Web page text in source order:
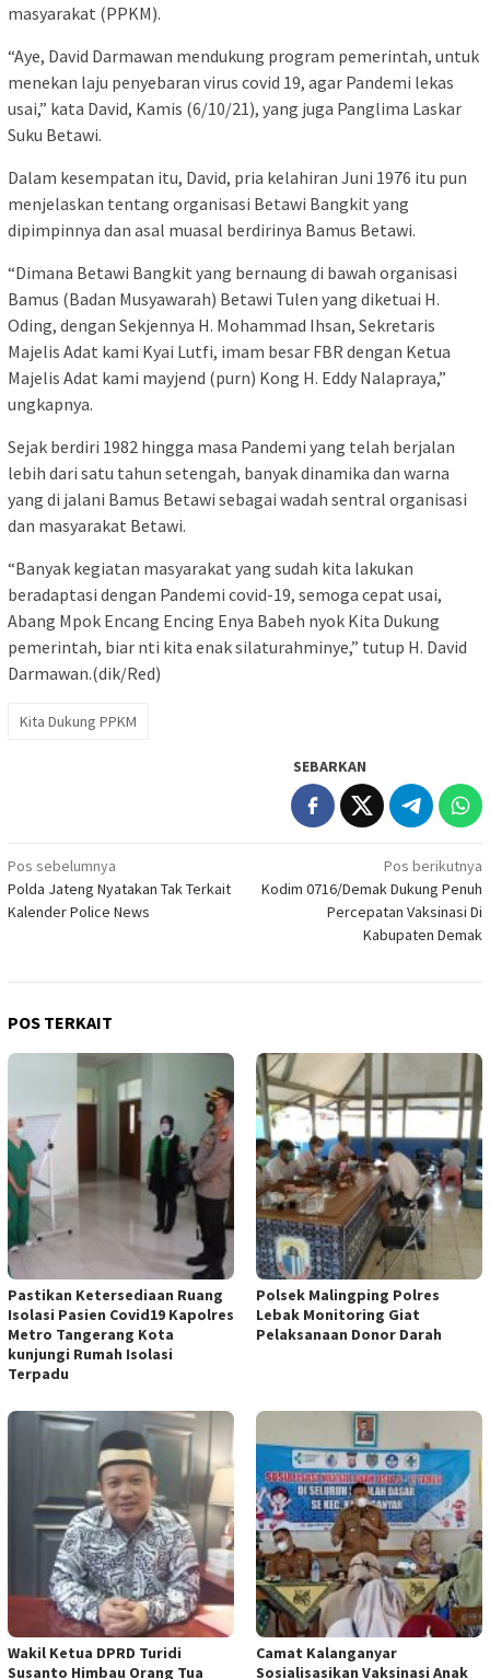
masyarakat (PPKM).
“Aye, David Darmawan mendukung program pemerintah, untuk
menekan laju penyebaran virus covid 19, agar Pandemi lekas
usai,” kata David, Kamis (6/10/21), yang juga Panglima Laskar
Suku Betawi.
Dalam kesempatan itu, David, pria kelahiran Juni 1976 itu pun
menjelaskan tentang organisasi Betawi Bangkit yang
dipimpinnya dan asal muasal berdirinya Bamus Betawi.
“Dimana Betawi Bangkit yang bernaung di bawah organisasi
Bamus (Badan Musyawarah) Betawi Tulen yang diketuai H.
Oding, dengan Sekjennya H. Mohammad Ihsan, Sekretaris
Majelis Adat kami Kyai Lutfi, imam besar FBR dengan Ketua
Majelis Adat kami mayjend (purn) Kong H. Eddy Nalapraya,”
ungkapnya.
Sejak berdiri 1982 hingga masa Pandemi yang telah berjalan
lebih dari satu tahun setengah, banyak dinamika dan warna
yang di jalani Bamus Betawi sebagai wadah sentral organisasi
dan masyarakat Betawi.
“Banyak kegiatan masyarakat yang sudah kita lakukan
beradaptasi dengan Pandemi covid-19, semoga cepat usai,
Abang Mpok Encang Encing Enya Babeh nyok Kita Dukung
pemerintah, biar nti kita enak silaturahminye,” tutup H. David
Darmawan.(dik/Red)
Kita Dukung PPKM
SEBARKAN
Navigasi
pos
Pos sebelumnya
Polda Jateng Nyatakan Tak Terkait
Kalender Police News
Pos berikutnya
Kodim 0716/Demak Dukung Penuh
Percepatan Vaksinasi Di
Kabupaten Demak
POS TERKAIT
Pastikan Ketersediaan Ruang
Isolasi Pasien Covid19 Kapolres
Metro Tangerang Kota
kunjungi Rumah Isolasi
Terpadu
Polsek Malingping Polres
Lebak Monitoring Giat
Pelaksanaan Donor Darah
Wakil Ketua DPRD Turidi
Susanto Himbau Orang Tua
Camat Kalanganyar
Sosialisasikan Vaksinasi Anak